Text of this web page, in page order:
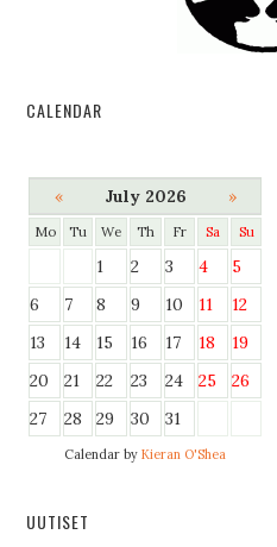
CALENDAR
« July 2026 »
Mo Tu We Th Fr Sa Su
1 2 3 4
5
6
7 8 9 10 11
12
13
14 15 16 17 18
19
20
21 22 23 24 25
26
27
28 29 30 31
Calendar byKieran O'Shea
UUTISET